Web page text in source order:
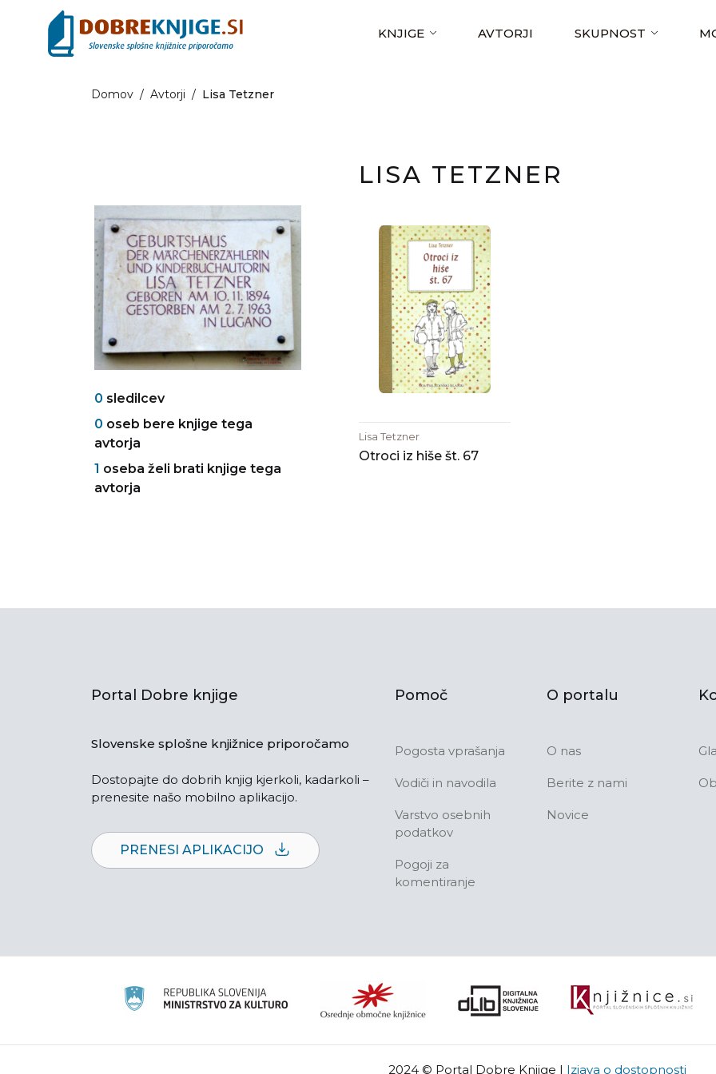
KNJIGE AVTORJI SKUPNOST
Domov / Avtorji / Lisa Tetzner
0 sledilcev
0 oseb bere knjige tega
avtorja
1 oseba želi brati knjige tega
avtorja
LISA TETZNER
Lisa Tetzner
Otroci iz hiše št. 67
Portal Dobre knjige
Slovenske splošne knjižnice priporočamo
Dostopajte do dobrih knjig kjerkoli, kadarkoli –
prenesite našo mobilno aplikacijo.
PRENESI APLIKACIJO
Pomoč
Pogosta vprašanja
Vodiči in navodila
Varstvo osebnih
podatkov
Pogoji za
komentiranje
O portalu
O nas
Berite z nami
Novice
2024 © Portal Dobre Knjige | Izjava o dostopnosti